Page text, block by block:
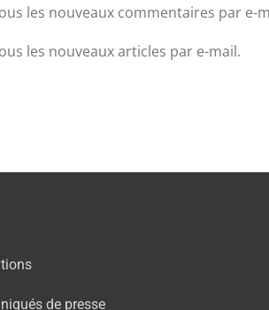
les nouveaux commentaires par e-
les nouveaux articles par e-mail.
de presse